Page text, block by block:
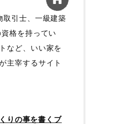
取引士、一級建築
格を持ってい
など、いい家を
主宰するサイト
りの事を書くブ